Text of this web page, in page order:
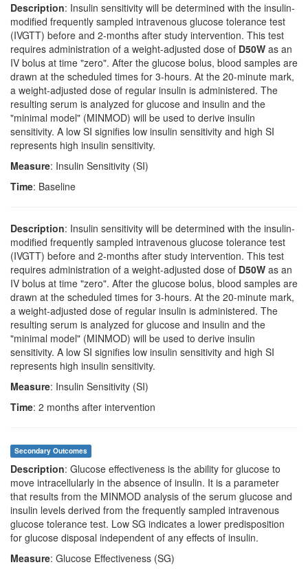
Description: Insulin sensitivity will be determined with the insulin-
modified frequently sampled intravenous glucose tolerance test
(IVGTT) before and 2-months after study intervention. This test
requires administration of a weight-adjusted dose of D50W as an
IV bolus at time "zero". After the glucose bolus, blood samples are
drawn at the scheduled times for 3-hours. At the 20-minute mark,
a weight-adjusted dose of regular insulin is administered. The
resulting serum is analyzed for glucose and insulin and the
"minimal model" (MINMOD) will be used to derive insulin
sensitivity. A low SI signifies low insulin sensitivity and high SI
represents high insulin sensitivity.
Measure: Insulin Sensitivity (SI)
Time: Baseline
Description: Insulin sensitivity will be determined with the insulin-
modified frequently sampled intravenous glucose tolerance test
(IVGTT) before and 2-months after study intervention. This test
requires administration of a weight-adjusted dose of D50W as an
IV bolus at time "zero". After the glucose bolus, blood samples are
drawn at the scheduled times for 3-hours. At the 20-minute mark,
a weight-adjusted dose of regular insulin is administered. The
resulting serum is analyzed for glucose and insulin and the
"minimal model" (MINMOD) will be used to derive insulin
sensitivity. A low SI signifies low insulin sensitivity and high SI
represents high insulin sensitivity.
Measure: Insulin Sensitivity (SI)
Time: 2 months after intervention
Secondary Outcomes
Description: Glucose effectiveness is the ability for glucose to
move intracellularly in the absence of insulin. It is a parameter
that results from the MINMOD analysis of the serum glucose and
insulin levels derived from the frequently sampled intravenous
glucose tolerance test. Low SG indicates a lower predisposition
for glucose disposal independent of any effects of insulin.
Measure: Glucose Effectiveness (SG)